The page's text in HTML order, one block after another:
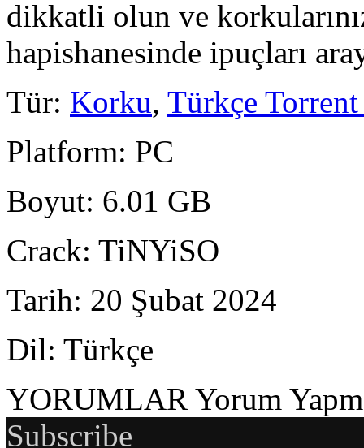
dikkatli olun ve
hapishanesinde ipuçları
Tür: Korku, Türkçe
Platform: PC
Boyut: 6.01 GB
Crack: TiNYiSO
Tarih: 20 Şubat 2024
Dil: Türkçe
YORUMLAR Yorum
Subscribe